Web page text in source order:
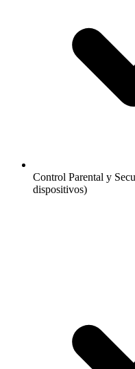
Control Parental y
dispositivos)